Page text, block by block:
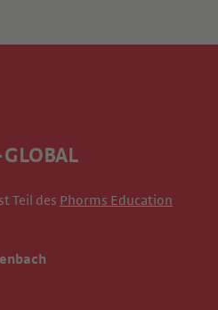
GLOBAL
Teil des Phorms Education